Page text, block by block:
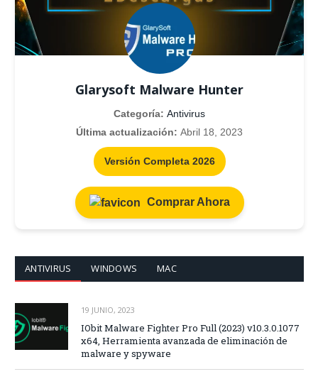
Glarysoft Malware Hunter
Categoría: Antivirus
Última actualización: Abril 18, 2023
Versión Completa 2026
Comprar Ahora
ANTIVIRUS WINDOWS MAC
19 JUNIO, 2023
IObit Malware Fighter Pro Full (2023) v10.3.0.1077
x64, Herramienta avanzada de eliminación de
malware y spyware